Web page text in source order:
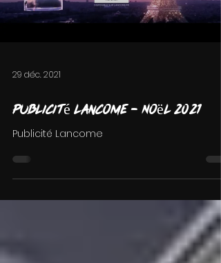
Load video
29 déc. 2021
Publicité Lancome - Noël 2021
Publicité Lancome